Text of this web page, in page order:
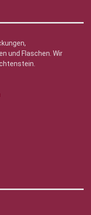
und Flaschen. Wir